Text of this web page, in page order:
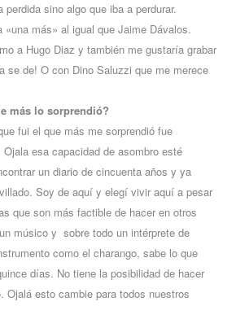
sino algo que iba a perdurar.
«una más» al igual que Jaime Dávalos.
a Hugo Diaz y también me gustaría grabar
se de! O con Dino Saluzzi que me merece
más lo sorprendió?
fui el que más me sorprendió fue
esa capacidad de asombro esté
un diario de cincuenta años y ya
Soy de aquí y elegí vivir aquí a pesar
que son más factible de hacer en otros
músico y sobre todo un intérprete de
como el charango, sabe lo que
días. No tiene la posibilidad de hacer
Ojalá esto cambie para todos nuestros